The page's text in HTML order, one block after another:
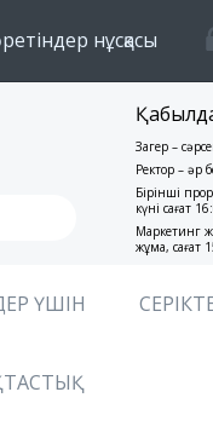
нұсқасы
Заңгер –
Ректор – әр
Бірінші
күні сағат
Маркетинг
жұма, сағат
ҮШІН